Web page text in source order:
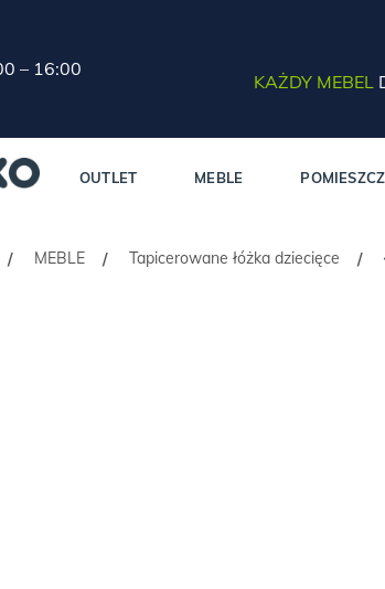
– 16:00
KAŻDY MEBEL
OUTLET MEBLE
/ MEBLE / Tapicerowane łóżka dziecięce /